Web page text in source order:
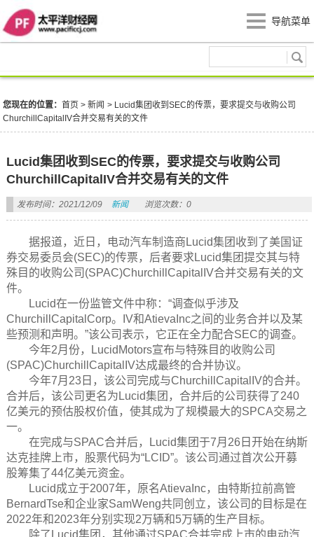
导航菜单
您现在的位置：首页 >新闻 > Lucid集团收到SEC的传票，要求提交与收购公司
ChurchillCapitalIV合并交易有关的文件
Lucid集团收到SEC的传票，要求提交与收购公司
ChurchillCapitalIV合并交易有关的文件
发布时间：2021/12/09 新闻 浏览次数：0
据报道，近日，电动汽车制造商Lucid集团收到了美国证
券交易委员会(SEC)的传票，后者要求Lucid集团提交其与特
殊目的收购公司(SPAC)ChurchillCapitalIV合并交易有关的文
件。
Lucid在一份监管文件中称：“调查似乎涉及
ChurchillCapitalCorp。IV和AtievaInc之间的业务合并以及某
些预测和声明。”该公司表示，它正在全力配合SEC的调查。
今年2月份，LucidMotors宣布与特殊目的收购公司
(SPAC)ChurchillCapitalIV达成最终的合并协议。
今年7月23日，该公司完成与ChurchillCapitalIV的合并。
合并后，该公司更名为Lucid集团，合并后的公司获得了240
亿美元的预估股权价值，使其成为了规模最大的SPCA交易之
一。
在完成与SPAC合并后，Lucid集团于7月26日开始在纳斯
达克挂牌上市，股票代码为“LCID”。该公司通过首次公开募
股筹集了44亿美元资金。
Lucid成立于2007年，原名AtievaInc，由特斯拉前高管
BernardTse和企业家SamWeng共同创立，该公司的目标是在
2022年和2023年分别实现2万辆和5万辆的生产目标。
除了Lucid集团，其他通过SPAC合并完成上市的电动汽